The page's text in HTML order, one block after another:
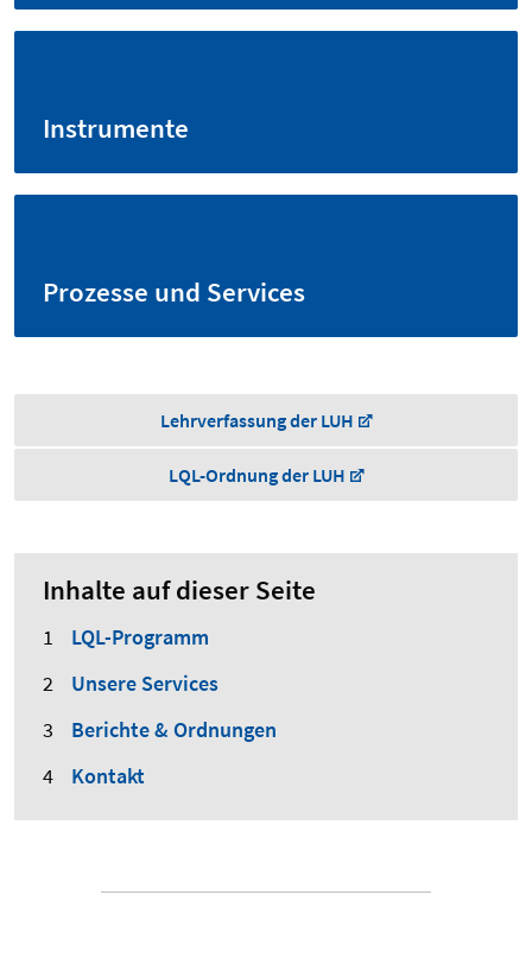
Instrumente
Prozesse und Services
Lehrverfassung der LUH
LQL-Ordnung der LUH
Inhalte auf dieser Seite
LQL-Programm
Unsere Services
Berichte & Ordnungen
Kontakt